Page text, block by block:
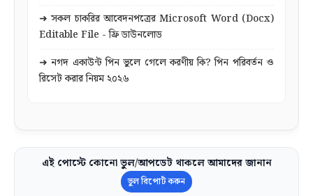
➜ সকল চাকরির আবেদনপত্রের Microsoft Word (Docx)
Editable File - ফ্রি ডাউনলোড
➜ নগদ একাউন্ট পিন ভুলে গেলে করণীয় কি? পিন পরিবর্তন ও
রিসেট করার নিয়ম ২০২৬
এই পোস্টে কোনো ভুল/আপডেট থাকলে আমাদের জানান
ভুল রিপোর্ট করুন